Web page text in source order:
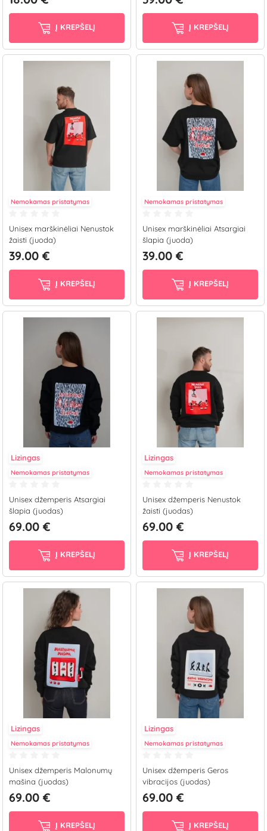
Į KREPŠELĮ Į KREPŠELĮ
Nemokamas pristatymas
Unisex marškinėliai Nenustok
žaisti (juoda)
39.00 €
Į KREPŠELĮ
Nemokamas pristatymas
Unisex marškinėliai Atsargiai
šlapia (juoda)
39.00 €
Į KREPŠELĮ
Lizingas
Nemokamas pristatymas
Unisex džemperis Atsargiai
šlapia (juodas)
69.00 €
Į KREPŠELĮ
Lizingas
Nemokamas pristatymas
Unisex džemperis Nenustok
žaisti (juodas)
69.00 €
Į KREPŠELĮ
Lizingas
Nemokamas pristatymas
Unisex džemperis Malonumų
mašina (juodas)
69.00 €
Į KREPŠELĮ
Lizingas
Nemokamas pristatymas
Unisex džemperis Geros
vibracijos (juodas)
69.00 €
Į KREPŠELĮ